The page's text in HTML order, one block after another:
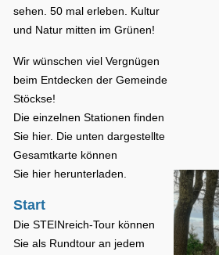
sehen. 50 mal erleben. Kultur
und Natur mitten im Grünen!
Wir wünschen viel Vergnügen
beim Entdecken der Gemeinde
Stöckse!
Die einzelnen Stationen finden
Sie hier. Die unten dargestellte
Gesamtkarte können
Sie hier herunterladen
Start
Die STEINreich-Tour können
Sie als Rundtour an jedem